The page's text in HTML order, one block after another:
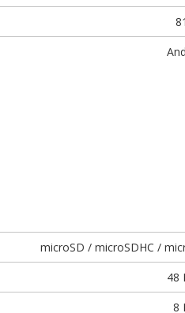
microSD / microSDHC /
48
8